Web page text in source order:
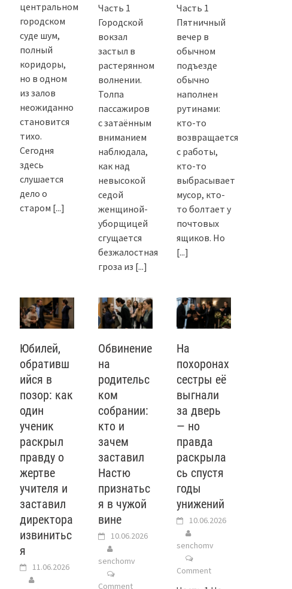
центральном
городском
суде шум,
полный
коридоры,
но в одном
из залов
неожиданно
становится
тихо.
Сегодня
здесь
слушается
дело о
старом [...]
Часть 1
Городской
вокзал
застыл в
растерянном
волнении.
Толпа
пассажиров
с затаённым
вниманием
наблюдала,
как над
невысокой
седой
женщиной-
уборщицей
сгущается
безжалостная
гроза из [...]
Часть 1
Пятничный
вечер в
обычном
подъезде
обычно
наполнен
рутинами:
кто-то
возвращается
с работы,
кто-то
выбрасывает
мусор, кто-
то болтает у
почтовых
ящиков. Но
[...]
Юбилей,
обративш
ийся в
позор: как
один
ученик
раскрыл
правду о
жертве
учителя и
заставил
директора
извинитьс
я
11.06.2026
Обвинение
на
родительс
ком
собрании:
кто и
зачем
заставил
Настю
признатьс
я в чужой
вине
10.06.2026
senchomv
Comment
На
похоронах
сестры её
выгнали
за дверь
— но
правда
раскрыла
сь спустя
годы
унижений
10.06.2026
senchomv
Comment